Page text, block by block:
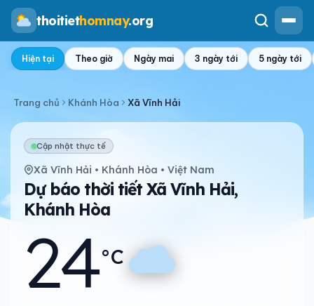
thoitiethomnay.org
Hiện tại Theo giờ Ngày mai 3 ngày tới 5 ngày tới
Trang chủ Khánh Hòa Xã Vĩnh Hải
Cập nhật thực tế
Xã Vĩnh Hải • Khánh Hòa • Việt Nam
Dự báo thời tiết Xã Vĩnh Hải,
Khánh Hòa
24°C